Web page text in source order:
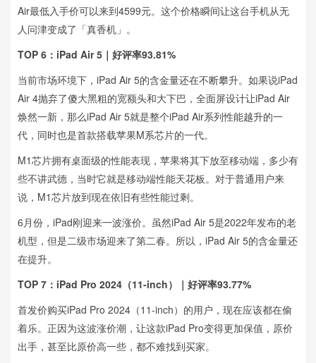
Air最低入手价可以来到4599元。这个价格瞬间让这台手机从无
人问津变成了「真香机」。
TOP 6：iPad Air 5｜好评率93.81%
当前市场环境下，iPad Air 5的含金量还在不断攀升。如果说iPad
Air 4抛弃了傻大黑粗的宽额头和大下巴，全面屏设计让iPad Air
焕然一新，那么iPad Air 5就是整个iPad Air系列性能越升的一
代，同时也是首款搭载苹果M系芯片的一代。
M1芯片拥有桌面级的性能表现，苹果将其下放至移动端，多少有
些不讲武德，当时它就是移动端性能天花板。对于普通用户来
说，M1芯片放到现在依旧有些性能过剩。
6月份，iPad刚迎来一波涨价。虽然iPad Air 5是2022年发布的老
机型，但是二级市场迎来了第二春。所以，iPad Air 5的含金量还
在提升。
TOP 7：iPad Pro 2024（11-inch）｜好评率93.77%
首发价购买iPad Pro 2024（11-inch）的用户，现在应该都在偷
着乐。正因为这波涨价潮，让这款iPad Pro变得更加保值，原价
出手，甚至比原价高一些，都不难找到买家。